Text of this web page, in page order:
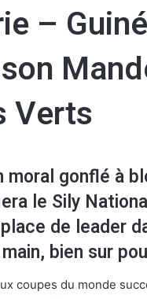
–
Verts
moral gonflé à
le Sily
de leader
bien sur
coupes du monde